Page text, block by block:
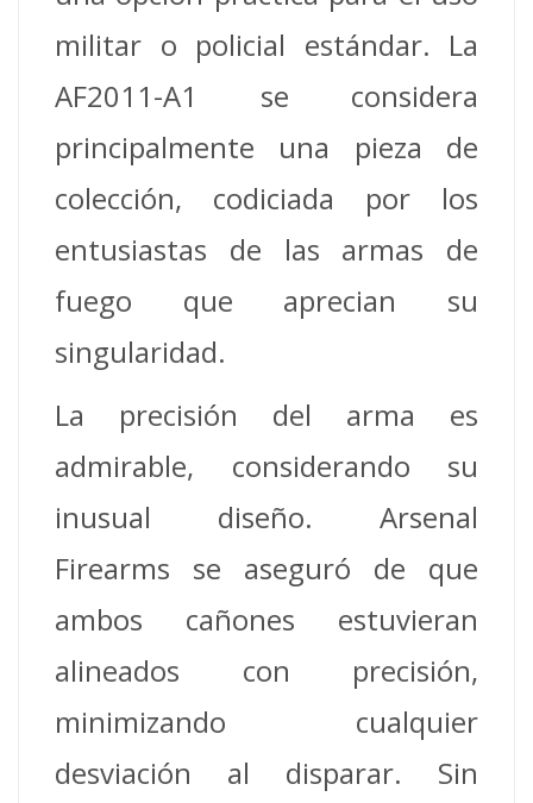
militar o policial estándar. La
AF2011-A1 se considera
principalmente una pieza de
colección, codiciada por los
entusiastas de las armas de
fuego que aprecian su
singularidad.
La precisión del arma es
admirable, considerando su
inusual diseño. Arsenal
Firearms se aseguró de que
ambos cañones estuvieran
alineados con precisión,
minimizando cualquier
desviación al disparar. Sin